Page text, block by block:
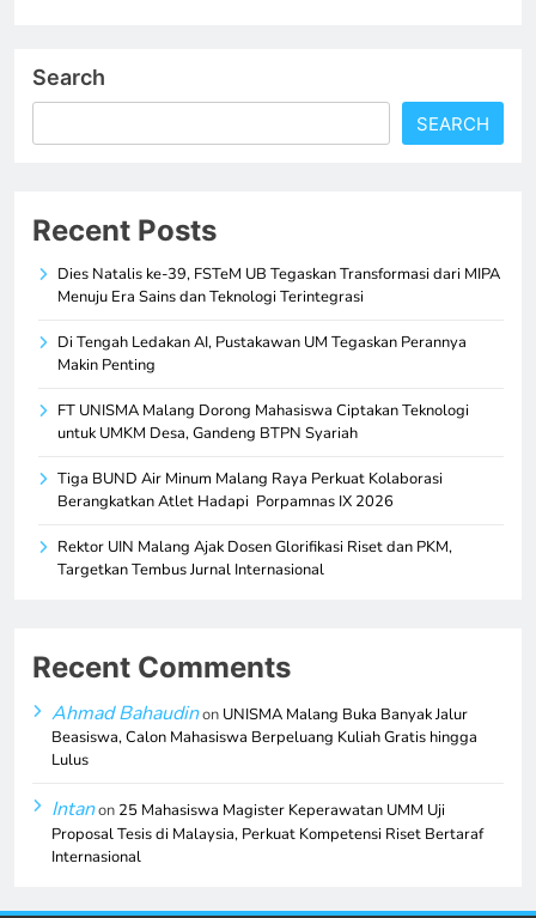
Search
SEARCH
Recent Posts
Dies Natalis ke-39, FSTeM UB Tegaskan Transformasi dari MIPA
Menuju Era Sains dan Teknologi Terintegrasi
Di Tengah Ledakan AI, Pustakawan UM Tegaskan Perannya
Makin Penting
FT UNISMA Malang Dorong Mahasiswa Ciptakan Teknologi
untuk UMKM Desa, Gandeng BTPN Syariah
Tiga BUND Air Minum Malang Raya Perkuat Kolaborasi
Berangkatkan Atlet Hadapi Porpamnas IX 2026
Rektor UIN Malang Ajak Dosen Glorifikasi Riset dan PKM,
Targetkan Tembus Jurnal Internasional
Recent Comments
Ahmad Bahaudinon UNISMA Malang Buka Banyak Jalur
Beasiswa, Calon Mahasiswa Berpeluang Kuliah Gratis hingga
Lulus
Intanon 25 Mahasiswa Magister Keperawatan UMM Uji
Proposal Tesis di Malaysia, Perkuat Kompetensi Riset Bertaraf
Internasional